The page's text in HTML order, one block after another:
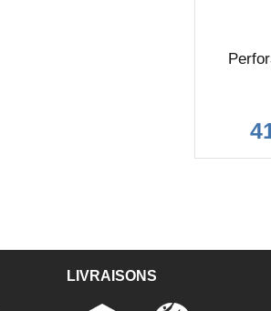
LIVRAISONS